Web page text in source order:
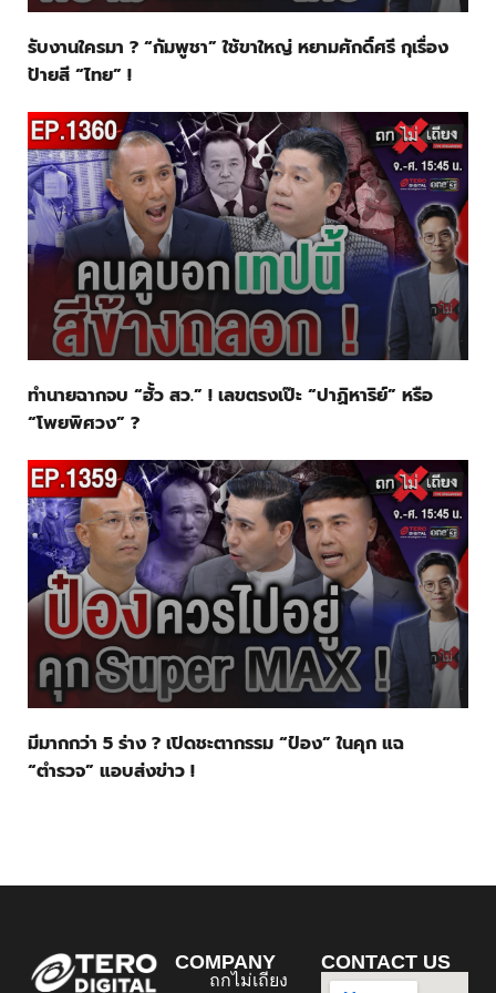
รับงานใครมา ? “กัมพูชา” ใช้ขาใหญ่ หยามศักดิ์ศรี กุเรื่อง
ป้ายสี “ไทย” !
ทำนายฉากจบ “ฮั้ว สว.” ! เลขตรงเป๊ะ “ปาฏิหาริย์” หรือ
“โพยพิศวง” ?
มีมากกว่า 5 ร่าง ? เปิดชะตากรรม “ป๋อง” ในคุก แฉ
“ตำรวจ” แอบส่งข่าว !
COMPANY
ถกไม่เถียง
CONTACT US